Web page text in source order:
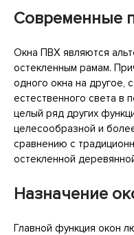
Современные
Окна ПВХ являются
остекленным рамам.
одного окна на другое,
естественного света
целый ряд других
целесообразной и
сравнению с
остекленной
Назначение
Главной функция окон